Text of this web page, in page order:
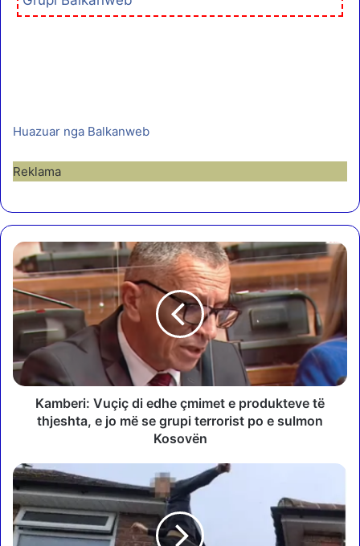
Huazuar nga Balkanweb
Reklama
K
a
m
b
e
:
V
d
i
e
d
h
Kamberi: Vuçiç di edhe çmimet e produkteve të
thjeshta, e jo më se grupi terrorist po e sulmon
Kosovën
M
e
s
h
a